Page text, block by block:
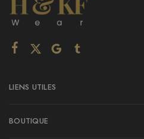
LIENS UTILES
BOUTIQUE